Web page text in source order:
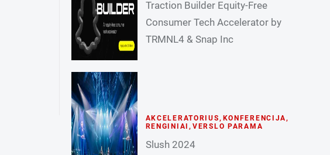
Traction Builder Equity-Free
Consumer Tech Accelerator by
TRMNL4 & Snap Inc
AKCELERATORIUS , KONFERENCIJA ,
RENGINIAI , VERSLO PARAMA
Slush 2024